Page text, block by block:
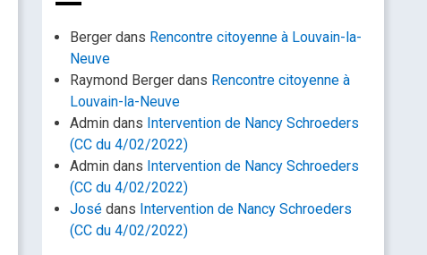
Berger dans Rencontre citoyenne à Louvain-la-
Neuve
Raymond Berger dans Rencontre citoyenne à
Louvain-la-Neuve
Admin dans Intervention de Nancy Schroeders
(CC du 4/02/2022)
Admin dans Intervention de Nancy Schroeders
(CC du 4/02/2022)
José dans Intervention de Nancy Schroeders
(CC du 4/02/2022)